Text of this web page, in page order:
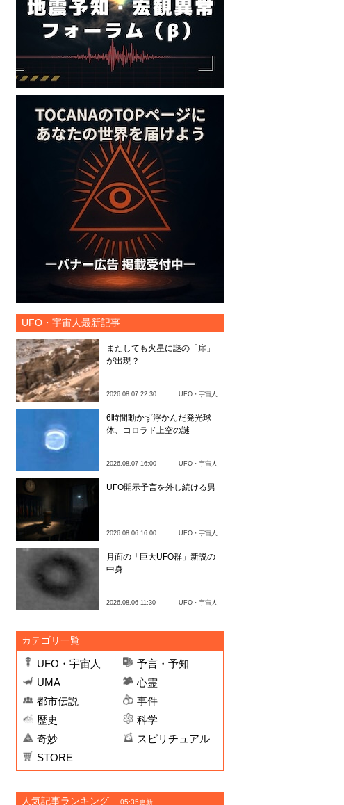
UFO・宇宙人最新記事
またしても火星に謎の「扉」
が出現？
2026.08.07 22:30 UFO・宇宙人
6時間動かず浮かんだ発光球
体、コロラド上空の謎
2026.08.07 16:00 UFO・宇宙人
UFO開示予言を外し続ける男
2026.08.06 16:00 UFO・宇宙人
月面の「巨大UFO群」新説の
中身
2026.08.06 11:30 UFO・宇宙人
カテゴリ一覧
UFO・宇宙人
予言・予知
UMA
心霊
都市伝説
事件
歴史
科学
奇妙
スピリチュアル
STORE
人気記事ランキング 05:35更新